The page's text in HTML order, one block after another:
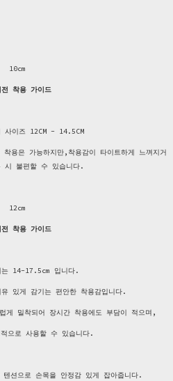
10cm
착용 가이드
사이즈 12CM - 14.5CM
용은 가능하지만,착용감이 타이트하게 느껴지거
시 불편할 수 있습니다.
12cm
착용 가이드
는 14-17.5cm 입니다.
있게 감기는 편안한 착용감입니다.
게 밀착되어 장시간 착용에도 부담이 적으며,
적으로 사용할 수 있습니다.
션으로 손목을 안정감 있게 잡아줍니다.